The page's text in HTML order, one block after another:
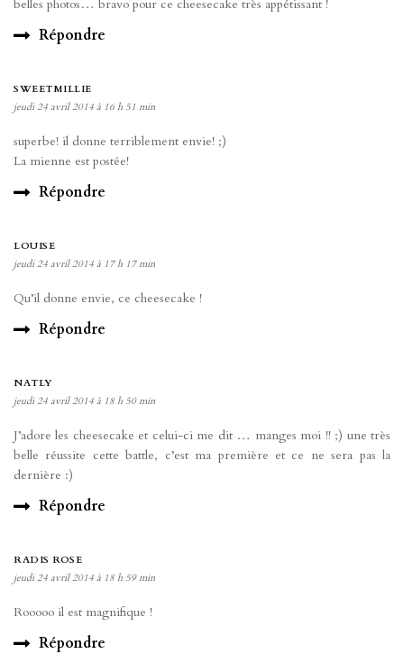
belles photos… bravo pour ce cheesecake très appétissant !
Répondre
SWEETMILLIE
jeudi 24 avril 2014 à 16 h 51 min
superbe! il donne terriblement envie! ;)
La mienne est postée!
Répondre
LOUISE
jeudi 24 avril 2014 à 17 h 17 min
Qu’il donne envie, ce cheesecake !
Répondre
NATLY
jeudi 24 avril 2014 à 18 h 50 min
J’adore les cheesecake et celui-ci me dit … manges moi !! ;) une très
belle réussite cette battle, c’est ma première et ce ne sera pas la
dernière :)
Répondre
RADIS ROSE
jeudi 24 avril 2014 à 18 h 59 min
Rooooo il est magnifique !
Répondre